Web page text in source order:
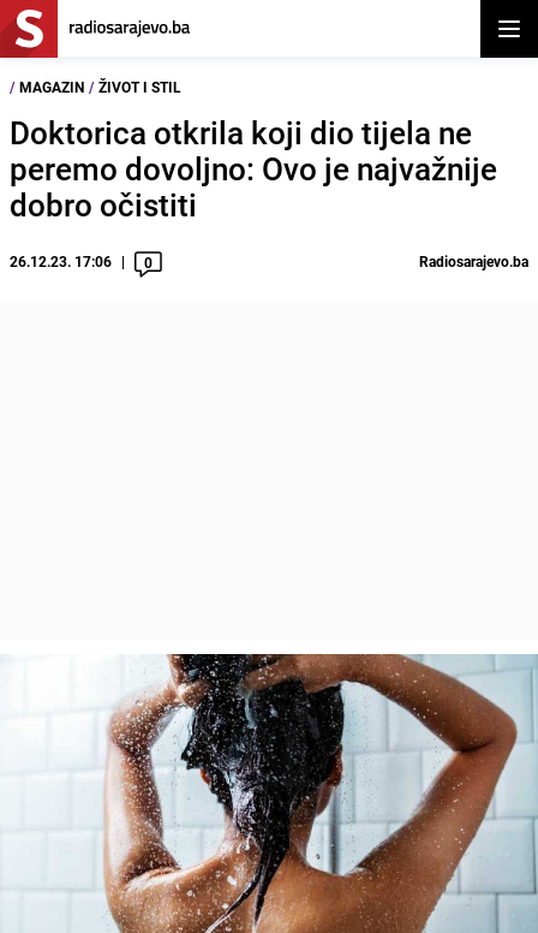
/ MAGAZIN / ŽIVOT I STIL
Doktorica otkrila koji dio tijela ne
peremo dovoljno: Ovo je najvažnije
dobro očistiti
26.12.23. 17:06 0 Radiosarajevo.ba